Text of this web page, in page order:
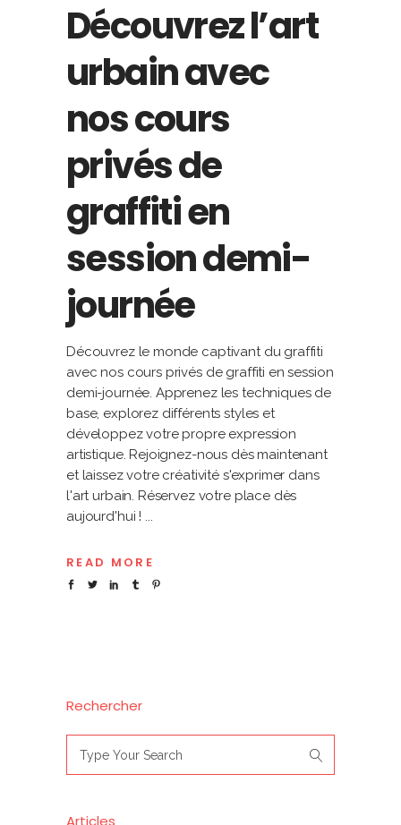
Découvrez l’art
urbain avec
nos cours
privés de
graffiti en
session demi-
journée
Découvrez le monde captivant du graffiti
avec nos cours privés de graffiti en session
demi-journée. Apprenez les techniques de
base, explorez différents styles et
développez votre propre expression
artistique. Rejoignez-nous dès maintenant
et laissez votre créativité s'exprimer dans
l'art urbain. Réservez votre place dès
aujourd'hui !
READ MORE
Rechercher
for: